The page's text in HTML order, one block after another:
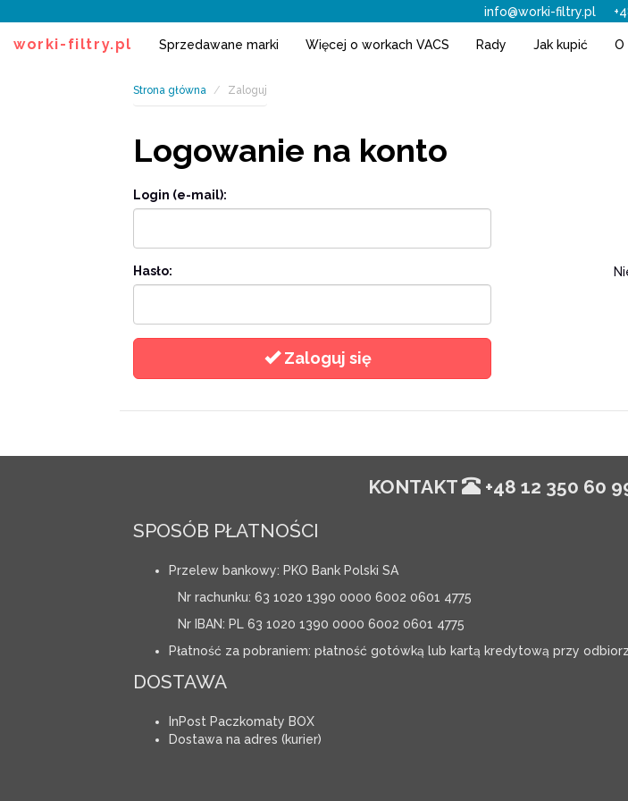
info@worki-filtry.pl
worki-filtry.pl Sprzedawane marki Więcej o workach VACS Rady Jak kupić O
Strona główna Zaloguj
Logowanie na konto
Login (e-mail):
Hasło:
Zaloguj się
KONTAKT +48 12 350 60
SPOSÓB PŁATNOŚCI
Przelew bankowy: PKO Bank Polski SA
Nr rachunku: 63 1020 1390 0000 6002 0601 4775
Nr IBAN: PL 63 1020 1390 0000 6002 0601 4775
Płatność za pobraniem: płatność gotówką lub kartą kredytową przy
DOSTAWA
InPost Paczkomaty BOX
Dostawa na adres (kurier)